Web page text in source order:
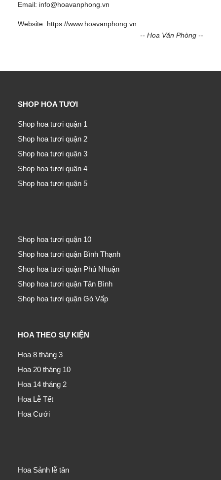
Email: info@hoavanphong.vn
Website: https://www.hoavanphong.vn
-- Hoa Văn Phòng --
SHOP HOA TƯƠI
Shop hoa tươi quận 1
Shop hoa tươi quận 2
Shop hoa tươi quận 3
Shop hoa tươi quận 4
Shop hoa tươi quận 5
Shop hoa tươi quận 10
Shop hoa tươi quận Bình Thạnh
Shop hoa tươi quận Phú Nhuận
Shop hoa tươi quận Tân Bình
Shop hoa tươi quận Gò Vấp
HOA THEO SỰ KIỆN
Hoa 8 tháng 3
Hoa 20 tháng 10
Hoa 14 tháng 2
Hoa Lễ Tết
Hoa Cưới
Hoa Sảnh lễ tân